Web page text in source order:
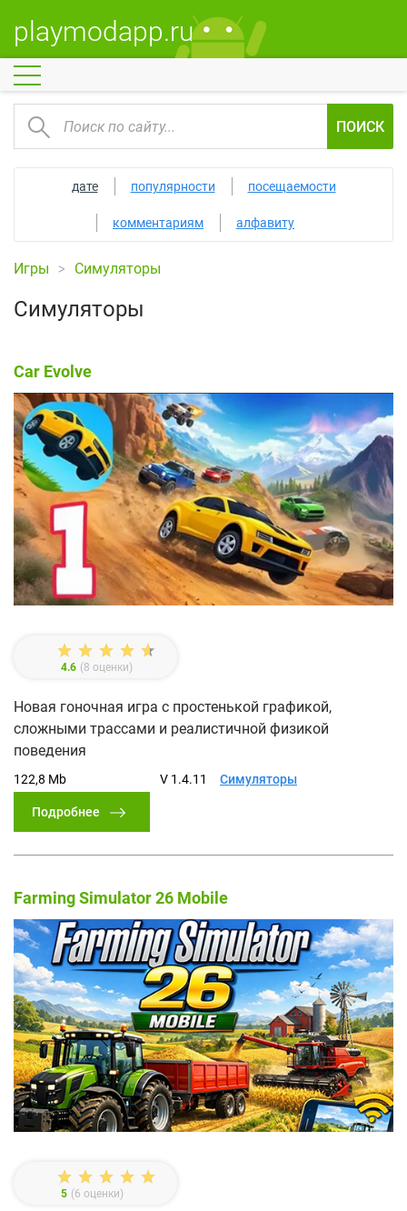
playmodapp.ru
ПОИСК
дате популярности посещаемости
комментариям алфавиту
Игры Симуляторы
Симуляторы
Car Evolve
4.6 (8 оценки)
Новая гоночная игра с простенькой графикой,
сложными трассами и реалистичной физикой
поведения
122,8 Mb V 1.4.11 Симуляторы
Подробнее
Farming Simulator 26 Mobile
5 (6 оценки)